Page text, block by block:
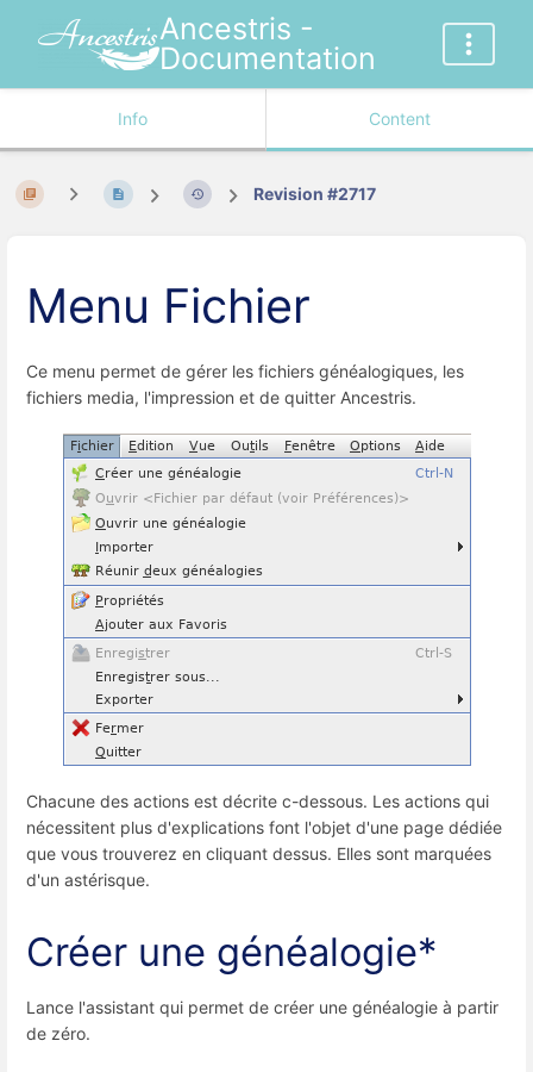
Ancestris -
Documentation
Info Content
Revision #2717
Menu Fichier
Ce menu permet de gérer les fichiers généalogiques, les
fichiers media, l'impression et de quitter Ancestris.
Chacune des actions est décrite c-dessous. Les actions qui
nécessitent plus d'explications font l'objet d'une page dédiée
que vous trouverez en cliquant dessus. Elles sont marquées
d'un astérisque.
Créer une généalogie*
Lance l'assistant qui permet de créer une généalogie à partir
de zéro.